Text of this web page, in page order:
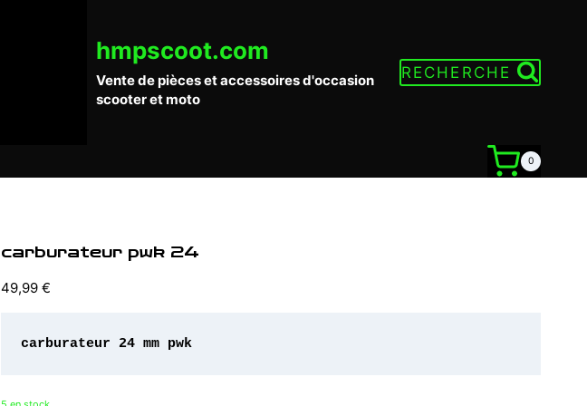
hmpscoot.com
Vente de pièces et accessoires d'occasion
scooter et moto
RECHERCHE
0
carburateur pwk 24
49,99 €
carburateur 24 mm pwk